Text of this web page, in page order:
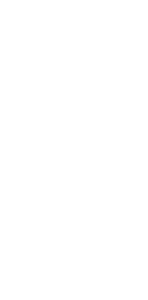
detaylı bilgi için Ayarlar
ve sitemizde ilgili